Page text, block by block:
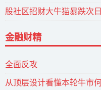
股社区招财大牛猫暴跌次
金融财精
全面反攻
从顶层设计看懂本轮牛市